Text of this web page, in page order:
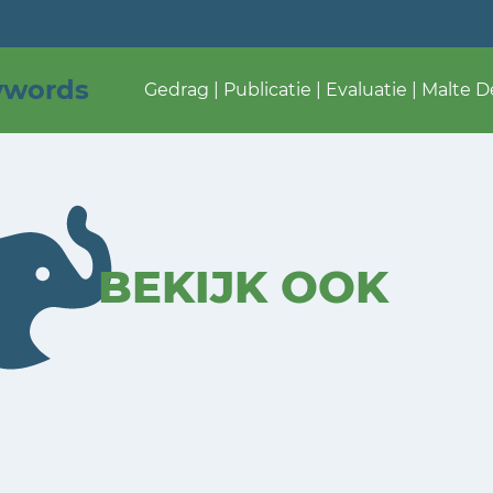
Gedrag | Publicatie | Evaluatie | Malte
BEKIJK OOK